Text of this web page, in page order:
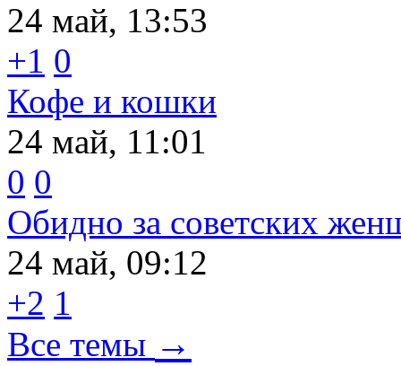
24 май, 13:53
+1 0
Кофе и кошки
24 май, 11:01
0 0
Обидно за советских
24 май, 09:12
+2 1
Все темы →